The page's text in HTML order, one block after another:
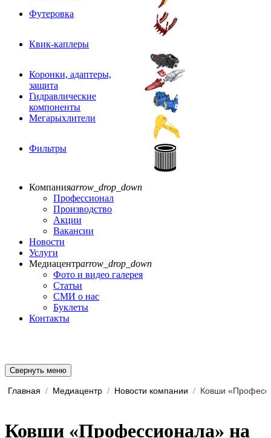
Футеровка
Квик-каплеры
Коронки, адаптеры,
защита
Гидравлические
компоненты
Мегарыхлители
Фильтры
Компанияarrow_drop_down
Профессионал
Производство
Акции
Вакансии
Новости
Услуги
Медиацентрarrow_drop_down
Фото и видео галерея
Статьи
СМИ о нас
Буклеты
Контакты
Свернуть меню
Главная / Медиацентр / Новости компании /
Ковши «Профессионала» на